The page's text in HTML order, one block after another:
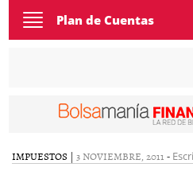
Toggle
navigation
Plan de Cuentas
IMPUESTOS | 3 NOVIEMBRE, 2011 -